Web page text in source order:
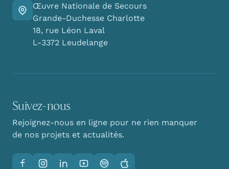
Y allerŒuvre Nationale de Secours
Grande-Duchesse Charlotte
18, rue Léon Laval
L-3372 Leudelange
Suivez-nous
Rejoignez-nous en ligne pour ne rien manquer
de nos projets et actualités.
FacebookInstagramLinkedInYouTubeSpotifyApple